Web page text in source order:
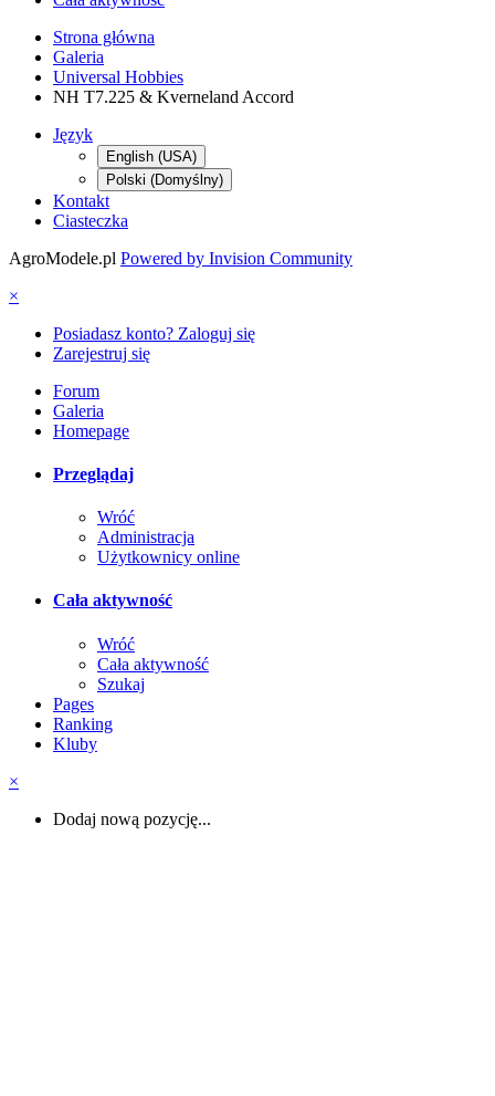
Strona główna
Galeria
Universal Hobbies
NH T7.225 & Kverneland Accord
Język
English (USA)
Polski (Domyślny)
Kontakt
Ciasteczka
AgroModele.pl Powered by Invision Community
×
Posiadasz konto? Zaloguj się
Zarejestruj się
Forum
Galeria
Homepage
Przeglądaj
Wróć
Administracja
Użytkownicy online
Cała aktywność
Wróć
Cała aktywność
Szukaj
Pages
Ranking
Kluby
×
Dodaj nową pozycję...